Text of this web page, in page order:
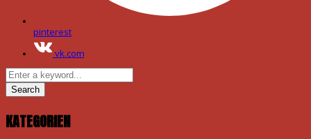
pinterest
vk.com
KATEGORIEN